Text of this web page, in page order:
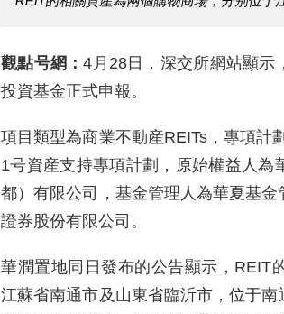
觀點号網：4月28日，深交所網站顯示
投資基金正式申報。
項目類型為商業不動産REITs，專項計
1号資産支持專項計劃，原始權益人
都）有限公司，基金管理人為華夏基
證券股份有限公司。
華潤置地同日發布的公告顯示，REIT
江蘇省南通市及山東省臨沂市，位于